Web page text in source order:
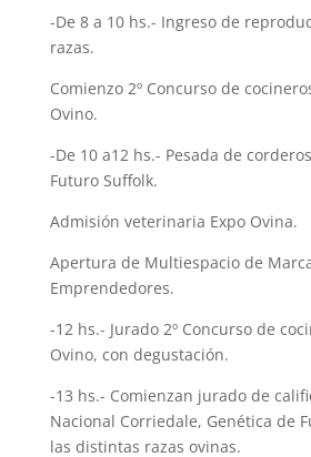
-De 8 a 10 hs.- Ingreso de
razas.
Comienzo 2º Concurso de
Ovino.
-De 10 a12 hs.- Pesada de
Futuro Suffolk.
Admisión veterinaria Expo Ovina.
Apertura de Multiespacio de
Emprendedores.
-12 hs.- Jurado 2º Concurso de
Ovino, con degustación.
-13 hs.- Comienzan jurado de
Nacional Corriedale, Genética de
las distintas razas ovinas.